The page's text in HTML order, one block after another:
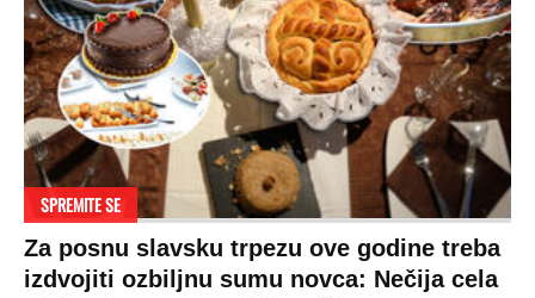
SPREMITE SE
Za posnu slavsku trpezu ove godine treba
izdvojiti ozbiljnu sumu novca: Nečija cela